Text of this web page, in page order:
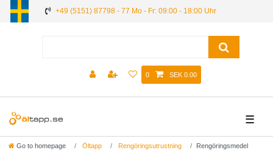
+49 (5151) 87798 - 77 Mo - Fr: 09:00 - 18:00 Uhr
0 SEK 0.00
☰
Go to homepage Öltapp Rengöringsutrustning Rengöringsmedel